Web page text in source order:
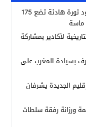
رجل الأوراش الكبرى.. كريم أشنكلي يقود ثورة هادئة تضع 175
لأكادير بمشاركة
بسيادة المغرب على
الجديدة يشرفان
ورزانة رفقة سلطات